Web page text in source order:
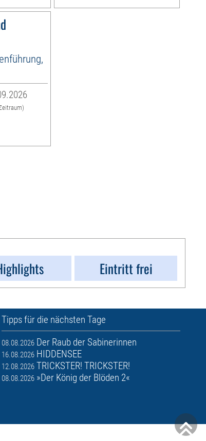
Eintritt frei
Tipps für die nächsten Tage
08.08.2026 Der Raub der Sabinerinnen
16.08.2026 HIDDENSEE
12.08.2026 TRICKSTER! TRICKSTER!
08.08.2026 »Der König der Blöden 2«